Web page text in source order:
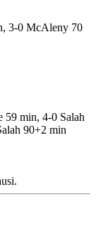
3-0 McAleny 70
59 min, 4-0 Salah
90+2 min